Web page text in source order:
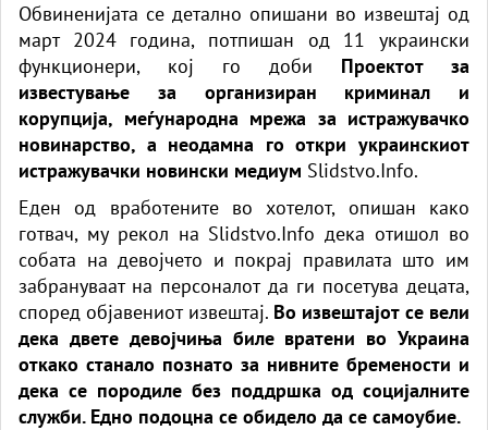
Обвиненијата се детално опишани во извештај од
март 2024 година, потпишан од 11 украински
функционери, кој го доби Проектот за
известување за организиран криминал и
корупција, меѓународна мрежа за истражувачко
новинарство, а неодамна го откри украинскиот
истражувачки новински медиум Slidstvo.Info.
Еден од вработените во хотелот, опишан како
готвач, му рекол на Slidstvo.Info дека отишол во
собата на девојчето и покрај правилата што им
забрануваат на персоналот да ги посетува децата,
според објавениот извештај. Во извештајот се вели
дека двете девојчиња биле вратени во Украина
откако станало познато за нивните бремености и
дека се породиле без поддршка од социјалните
служби. Едно подоцна се обидело да се самоубие.